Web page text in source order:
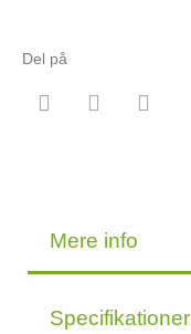
Del på
Mere info
Specifikationer